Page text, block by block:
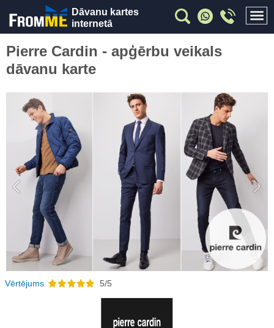
Dāvanu kartes
internetā
Pierre Cardin - apģērbu veikals
dāvanu karte
Previous
Vērtējums 5/5